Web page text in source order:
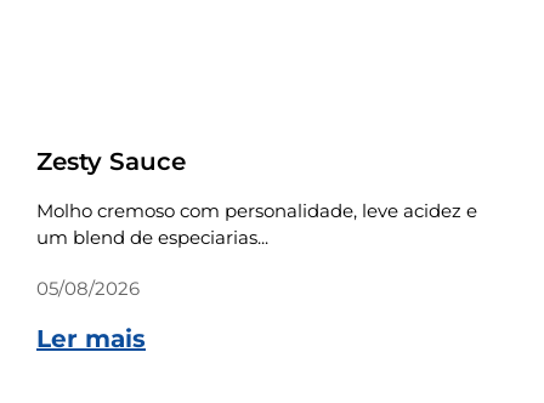
Zesty Sauce
Molho cremoso com personalidade, leve acidez e
um blend de especiarias...
05/08/2026
Ler mais